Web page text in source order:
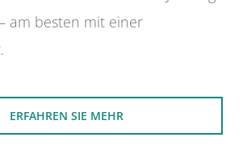
am besten mit einer
ERFAHREN SIE MEHR